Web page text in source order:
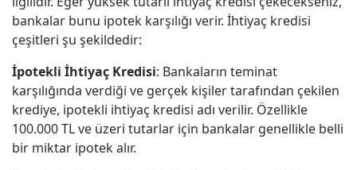
bankalar bunu ipotek karşılığı verir. İhtiyaç kredisi
çeşitleri şu şekildedir:
İpotekli İhtiyaç Kredisi: Bankaların teminat
karşılığında verdiği ve gerçek kişiler tarafından çekilen
krediye, ipotekli ihtiyaç kredisi adı verilir. Özellikle
100.000 TL ve üzeri tutarlar için bankalar genellikle belli
bir miktar ipotek alır.